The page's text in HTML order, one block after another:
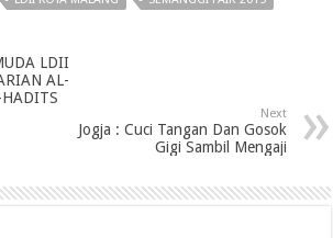
LDII
AL-
Next
Jogja : Cuci Tangan Dan Gosok
Gigi Sambil Mengaji